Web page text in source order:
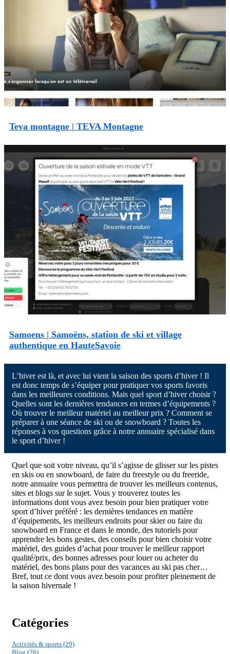
Teva montagne | TEVA Montagne
Samoens | Samoëns, station de ski et village
authentique en HauteSavoie
L’hiver est là, et avec lui vient la saison des sports d’hiver ! Il
est donc temps de s’équiper pour pratiquer vos sports favoris
dans les meilleures conditions. Mais quel sport d’hiver choisir ?
Quelles sont les dernières tendances en termes d’équipements ?
Où trouver le meilleur matériel au meilleur prix ? Comment se
préparer à une séance de ski ou de snowboard ? Toutes les
réponses à vos questions grâce à notre annuaire spécialisé dans
le sport d’hiver !
Quel que soit votre niveau, qu’il s’agisse de glisser sur les pistes
en skis ou en snowboard, de faire du freestyle ou du freeride,
notre annuaire vous permettra de trouver les meilleurs contenus,
sites et blogs sur le sujet. Vous y trouverez toutes les
informations dont vous avez besoin pour bien pratiquer votre
sport d’hiver préféré : les dernières tendances en matière
d’équipements, les meilleurs endroits pour skier ou faire du
snowboard en France et dans le monde, des tutoriels pour
apprendre les bons gestes, des conseils pour bien choisir votre
matériel, des guides d’achat pour trouver le meilleur rapport
qualité/prix, des bonnes adresses pour louer ou acheter du
matériel, des bons plans pour des vacances au ski pas cher…
Bref, tout ce dont vous avez besoin pour profiter pleinement de
la saison hivernale !
Catégories
Activités & sports (29)
Blog (26)